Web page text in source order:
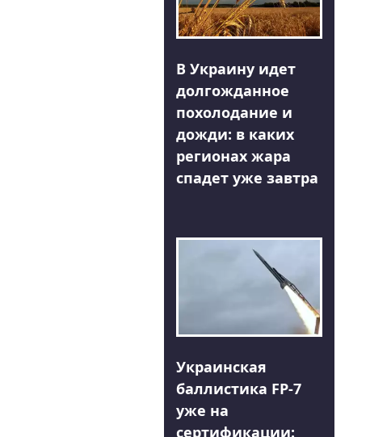
В Украину идет
долгожданное
похолодание и
дожди: в каких
регионах жара
спадет уже завтра
Украинская
баллистика FP-7
уже на
сертификации: